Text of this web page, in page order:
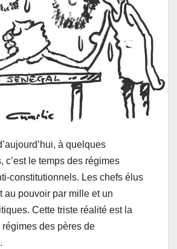
à quelques
c’est le temps des régimes
constitutionnels. Les chefs élus
au pouvoir par mille et un
Cette triste réalité est la
des pères de